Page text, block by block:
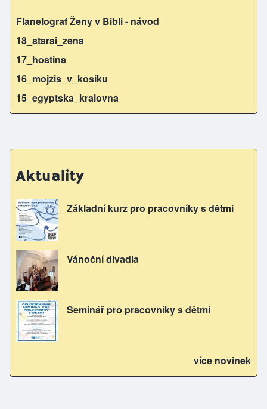
Flanelograf Ženy v Bibli - návod
18_starsi_zena
17_hostina
16_mojzis_v_kosiku
15_egyptska_kralovna
Aktuality
Základní kurz pro pracovníky s dětmi
Vánoční divadla
Seminář pro pracovníky s dětmi
více novinek